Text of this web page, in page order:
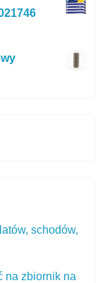
schodów,
na zbiornik na